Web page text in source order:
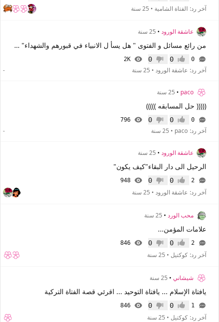
آخر رد: الفتاة الشامية • 25 سنة
عاشقة الورود • 25 سنة
من رائع مسائل و الفتوى " هل يسأ ل الانبياء في قبورهم والشهداء" ؟؟؟!!
0 إعجاب0 عدم إعجاب
0
2K
آخر رد: عاشقة الورود • 25 سنة -
paco
• 25 سنة
((((( حل المسابقه )))))
0 إعجاب0 عدم إعجاب
0
796
آخر رد: paco
• 25 سنة -
عاشقة الورود • 25 سنة
الرحيل الى دار البقاء"كيف يكون"
2 إعجاب0 عدم إعجاب
0
948
آخر رد: عاشقة الورود • 25 سنة
محب الورد • 25 سنة
علامات المؤمن...
2 إعجاب0 عدم إعجاب
0
846
آخر رد: كوكتيل • 25 سنة
شيشاني • 25 سنة
يافتاة الإسلام ... يافتاة التوحيد ... اقرئي قصة الفتاة التركية
1 إعجاب0 عدم إعجاب
0
846
آخر رد: كوكتيل • 25 سنة